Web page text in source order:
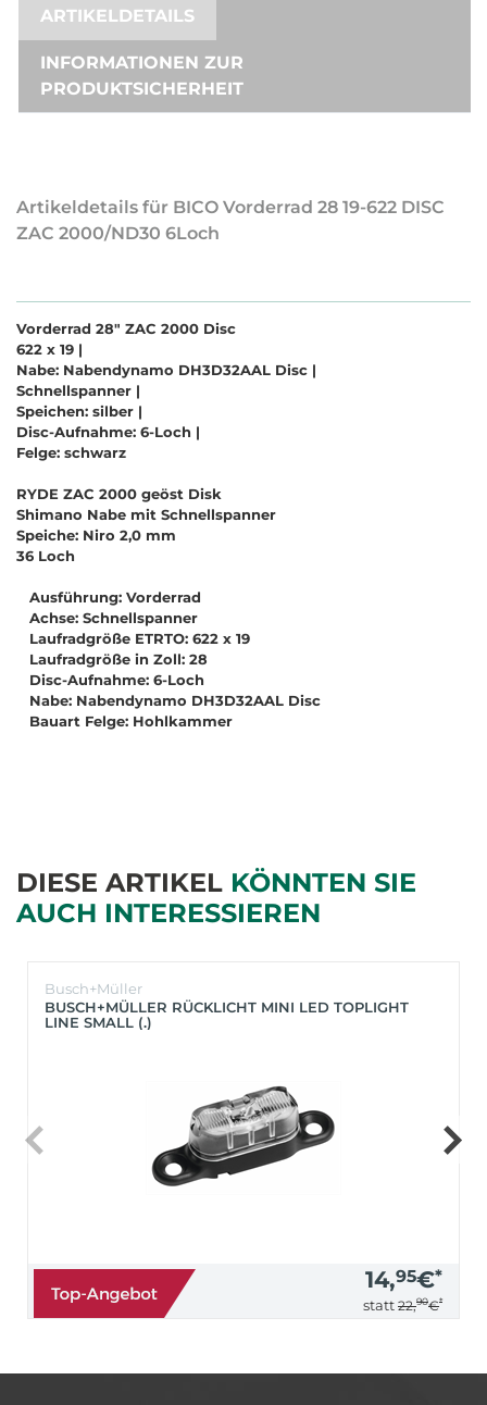
ARTIKELDETAILS
INFORMATIONEN ZUR
PRODUKTSICHERHEIT
Artikeldetails für BICO Vorderrad 28 19-622 DISC
ZAC 2000/ND30 6Loch
Vorderrad 28" ZAC 2000 Disc
622 x 19 |
Nabe: Nabendynamo DH3D32AAL Disc |
Schnellspanner |
Speichen: silber |
Disc-Aufnahme: 6-Loch |
Felge: schwarz
RYDE ZAC 2000 geöst Disk
Shimano Nabe mit Schnellspanner
Speiche: Niro 2,0 mm
36 Loch
Ausführung: Vorderrad
Achse: Schnellspanner
Laufradgröße ETRTO: 622 x 19
Laufradgröße in Zoll: 28
Disc-Aufnahme: 6-Loch
Nabe: Nabendynamo DH3D32AAL Disc
Bauart Felge: Hohlkammer
DIESE ARTIKEL KÖNNTEN SIE
AUCH INTERESSIEREN
Busch+Müller
BUSCH+MÜLLER RÜCKLICHT MINI LED TOPLIGHT
LINE SMALL (.)
14,95€*
statt 22,90€*